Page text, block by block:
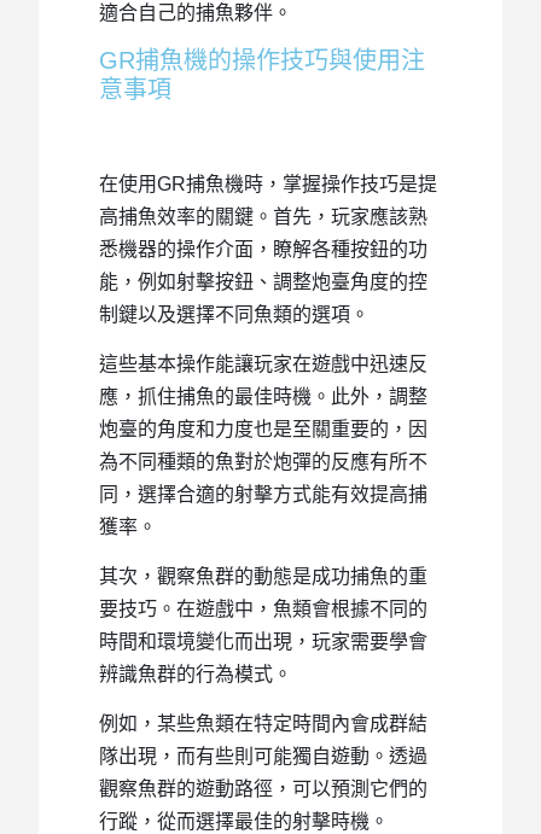
適合自己的捕魚夥伴。
GR捕魚機的操作技巧與使用注
意事項
在使用GR捕魚機時，掌握操作技巧是提
高捕魚效率的關鍵。首先，玩家應該熟
悉機器的操作介面，瞭解各種按鈕的功
能，例如射擊按鈕、調整炮臺角度的控
制鍵以及選擇不同魚類的選項。
這些基本操作能讓玩家在遊戲中迅速反
應，抓住捕魚的最佳時機。此外，調整
炮臺的角度和力度也是至關重要的，因
為不同種類的魚對於炮彈的反應有所不
同，選擇合適的射擊方式能有效提高捕
獲率。
其次，觀察魚群的動態是成功捕魚的重
要技巧。在遊戲中，魚類會根據不同的
時間和環境變化而出現，玩家需要學會
辨識魚群的行為模式。
例如，某些魚類在特定時間內會成群結
隊出現，而有些則可能獨自遊動。透過
觀察魚群的遊動路徑，可以預測它們的
行蹤，從而選擇最佳的射擊時機。